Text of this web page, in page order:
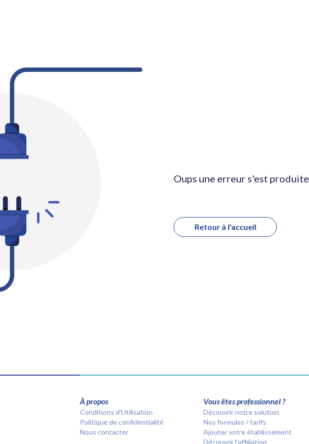
Oups une erreur s'est produite
Retour à l'accueil
À propos
Conditions d’Utilisation
Politique de confidentialité
Nous contacter
Vous êtes professionnel ?
Découvrir notre solution
Nos formules / tarifs
Ajouter votre établissement
Découvrir l'affiliation